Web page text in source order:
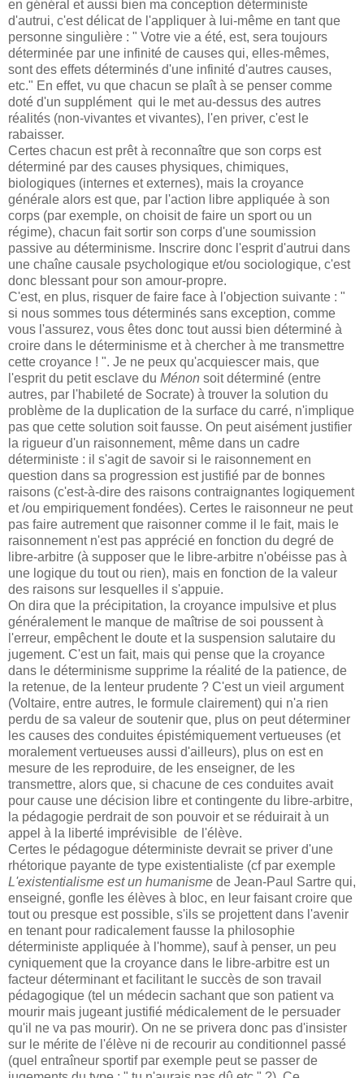
en général et aussi bien ma conception déterministe
d'autrui, c'est délicat de l'appliquer à lui-même en tant que
personne singulière : " Votre vie a été, est, sera toujours
déterminée par une infinité de causes qui, elles-mêmes,
sont des effets déterminés d'une infinité d'autres causes,
etc." En effet, vu que chacun se plaît à se penser comme
doté d'un supplément qui le met au-dessus des autres
réalités (non-vivantes et vivantes), l'en priver, c'est le
rabaisser.
Certes chacun est prêt à reconnaître que son corps est
déterminé par des causes physiques, chimiques,
biologiques (internes et externes), mais la croyance
générale alors est que, par l'action libre appliquée à son
corps (par exemple, on choisit de faire un sport ou un
régime), chacun fait sortir son corps d'une soumission
passive au déterminisme. Inscrire donc l'esprit d'autrui dans
une chaîne causale psychologique et/ou sociologique, c'est
donc blessant pour son amour-propre.
C'est, en plus, risquer de faire face à l'objection suivante : "
si nous sommes tous déterminés sans exception, comme
vous l'assurez, vous êtes donc tout aussi bien déterminé à
croire dans le déterminisme et à chercher à me transmettre
cette croyance ! ". Je ne peux qu'acquiescer mais, que
l'esprit du petit esclave du Ménon soit déterminé (entre
autres, par l'habileté de Socrate) à trouver la solution du
problème de la duplication de la surface du carré, n'implique
pas que cette solution soit fausse. On peut aisément justifier
la rigueur d'un raisonnement, même dans un cadre
déterministe : il s'agit de savoir si le raisonnement en
question dans sa progression est justifié par de bonnes
raisons (c'est-à-dire des raisons contraignantes logiquement
et /ou empiriquement fondées). Certes le raisonneur ne peut
pas faire autrement que raisonner comme il le fait, mais le
raisonnement n'est pas apprécié en fonction du degré de
libre-arbitre (à supposer que le libre-arbitre n'obéisse pas à
une logique du tout ou rien), mais en fonction de la valeur
des raisons sur lesquelles il s'appuie.
On dira que la précipitation, la croyance impulsive et plus
généralement le manque de maîtrise de soi poussent à
l'erreur, empêchent le doute et la suspension salutaire du
jugement. C'est un fait, mais qui pense que la croyance
dans le déterminisme supprime la réalité de la patience, de
la retenue, de la lenteur prudente ? C'est un vieil argument
(Voltaire, entre autres, le formule clairement) qui n'a rien
perdu de sa valeur de soutenir que, plus on peut déterminer
les causes des conduites épistémiquement vertueuses (et
moralement vertueuses aussi d'ailleurs), plus on est en
mesure de les reproduire, de les enseigner, de les
transmettre, alors que, si chacune de ces conduites avait
pour cause une décision libre et contingente du libre-arbitre,
la pédagogie perdrait de son pouvoir et se réduirait à un
appel à la liberté imprévisible de l'élève.
Certes le pédagogue déterministe devrait se priver d'une
rhétorique payante de type existentialiste (cf par exemple
L'existentialisme est un humanisme de Jean-Paul Sartre qui,
enseigné, gonfle les élèves à bloc, en leur faisant croire que
tout ou presque est possible, s'ils se projettent dans l'avenir
en tenant pour radicalement fausse la philosophie
déterministe appliquée à l'homme), sauf à penser, un peu
cyniquement que la croyance dans le libre-arbitre est un
facteur déterminant et facilitant le succès de son travail
pédagogique (tel un médecin sachant que son patient va
mourir mais jugeant justifié médicalement de le persuader
qu'il ne va pas mourir). On ne se privera donc pas d'insister
sur le mérite de l'élève ni de recourir au conditionnel passé
(quel entraîneur sportif par exemple peut se passer de